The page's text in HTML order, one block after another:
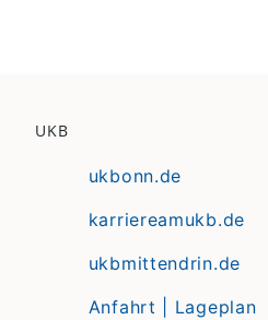
UKB
ukbonn.de
karriereamukb.de
ukbmittendrin.de
Anfahrt | Lageplan